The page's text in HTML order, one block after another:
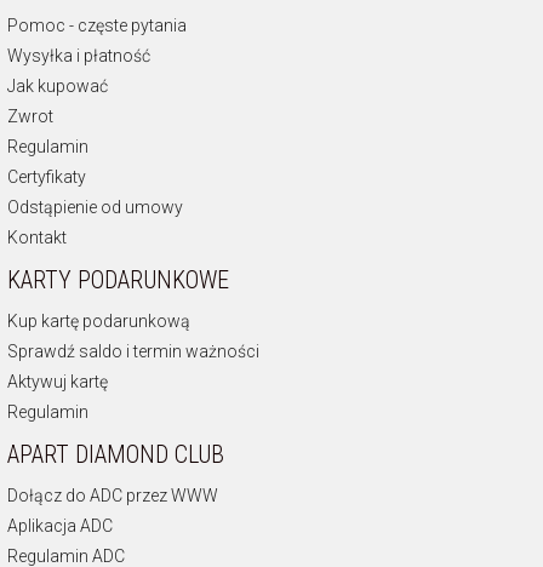
Pomoc - częste pytania
Wysyłka i płatność
Jak kupować
Zwrot
Regulamin
Certyfikaty
Odstąpienie od umowy
Kontakt
KARTY PODARUNKOWE
Kup kartę podarunkową
Sprawdź saldo i termin ważności
Aktywuj kartę
Regulamin
APART DIAMOND CLUB
Dołącz do ADC przez WWW
Aplikacja ADC
Regulamin ADC